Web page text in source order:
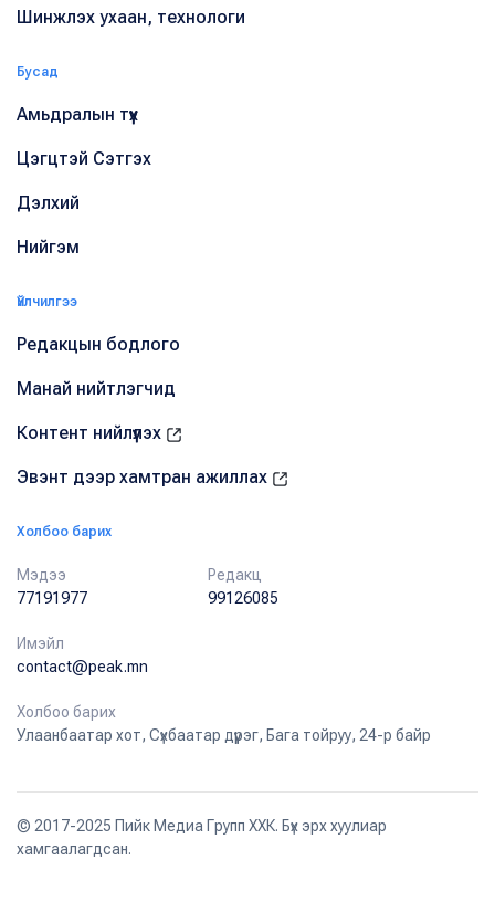
Шинжлэх ухаан, технологи
Бусад
Амьдралын түүх
Цэгцтэй Сэтгэх
Дэлхий
Нийгэм
Үйлчилгээ
Редакцын бодлого
Манай нийтлэгчид
Контент нийлүүлэх
Эвэнт дээр хамтран ажиллах
Холбоо барих
Мэдээ
77191977
Редакц
99126085
Имэйл
contact@peak.mn
Холбоо барих
Улаанбаатар хот, Сүхбаатар дүүрэг, Бага тойруу, 24-р байр
© 2017-2025 Пийк Медиа Групп ХХК. Бүх эрх хуулиар
хамгаалагдсан.